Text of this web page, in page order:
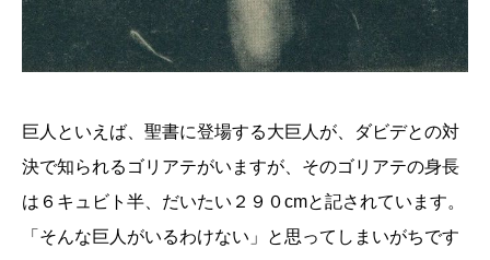
巨人といえば、聖書に登場する大巨人が、ダビデとの対
決で知られるゴリアテがいますが、そのゴリアテの身長
は６キュビト半、だいたい２９０cmと記されています。
「そんな巨人がいるわけない」と思ってしまいがちです